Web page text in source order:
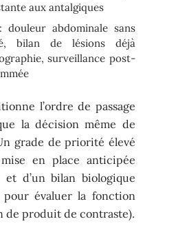
aux antalgiques
abdominale sans
bilan de lésions déjà
surveillance post-
l’ordre de passage
la décision même de
grade de priorité élevé
en place anticipée
et d’un bilan biologique
évaluer la fonction
de produit de contraste).